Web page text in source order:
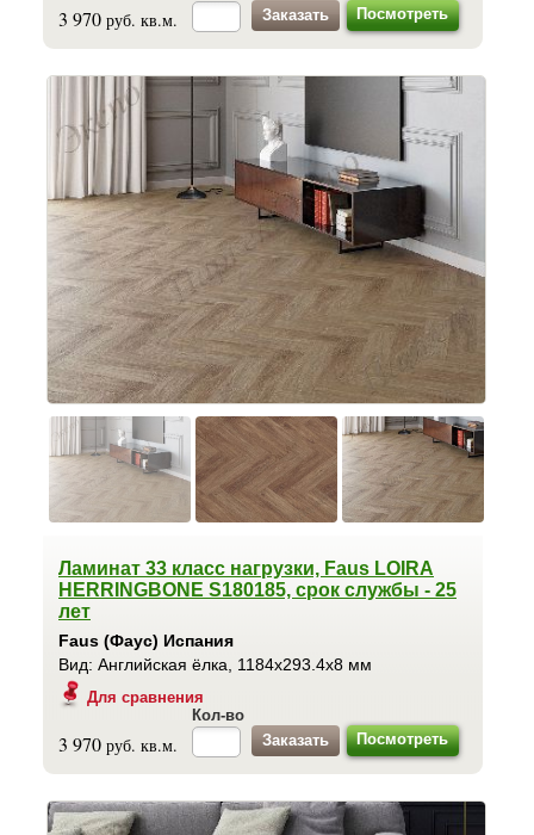
3 970 руб. кв.м.
Посмотреть
Ламинат 33 класс нагрузки, Faus LOIRA
HERRINGBONE S180185, срок службы - 25
лет
Faus (Фаус) Испания
Вид: Английская ёлка, 1184x293.4x8 мм
Для сравнения
3 970 руб. кв.м.
Кол-во
Посмотреть